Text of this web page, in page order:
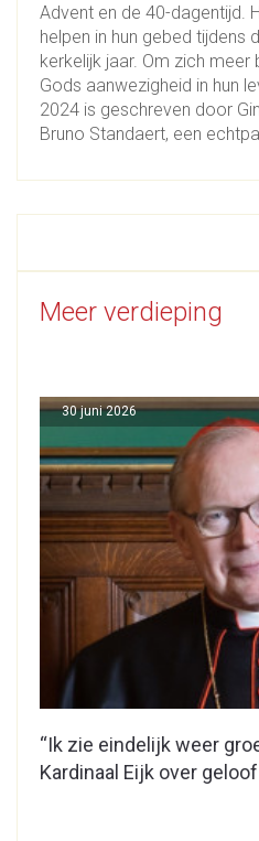
Advent en de 40-dagentijd.
helpen in hun gebed tijdens
kerkelijk jaar. Om zich
Gods aanwezigheid in hun
2024 is geschreven door
Bruno Standaert, een
Meer verdieping
“Ik zie eindelijk weer
Kardinaal Eijk over
30 juni 2026